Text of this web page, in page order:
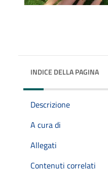
INDICE DELLA PAGINA
Descrizione
A cura di
Allegati
Contenuti correlati